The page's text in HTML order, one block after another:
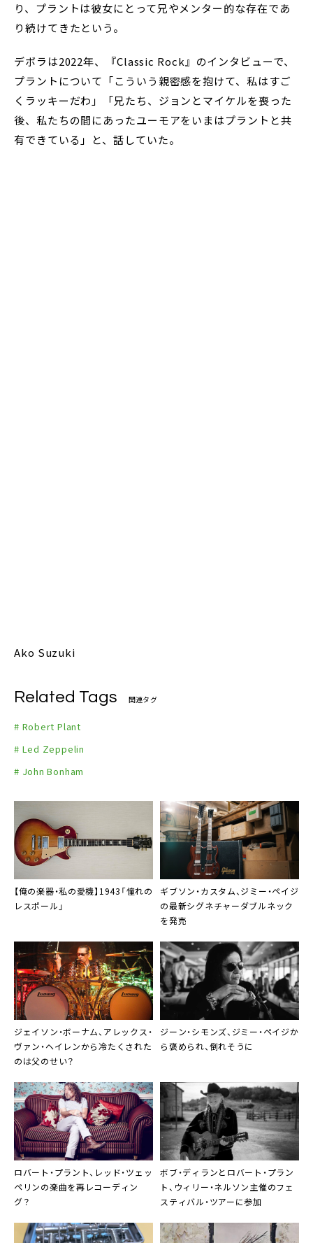
り、プラントは彼女にとって兄やメンター的な存在であ
り続けてきたという。
デボラは2022年、『Classic Rock』のインタビューで、
プラントについて「こういう親密感を抱けて、私はすご
くラッキーだわ」「兄たち、ジョンとマイケルを喪った
後、私たちの間にあったユーモアをいまはプラントと共
有できている」と、話していた。
Ako Suzuki
Related Tags 関連タグ
# Robert Plant
# Led Zeppelin
# John Bonham
【俺の楽器・私の愛機】1943「憧れの
レスポール」
ギブソン・カスタム、 ジミー・ペイジ
の最新シグネチャーダブルネック
を発売
ジェイソン・ボーナム、アレックス・
ヴァン・ヘイレンから冷たくされた
のは父のせい？
ジーン・シモンズ、ジミー・ペイジか
ら褒められ、倒れそうに
ロバート・プラント、レッド・ツェッ
ペリンの楽曲を再レコーディン
グ？
ボブ・ディランとロバート・プラン
ト、ウィリー・ネルソン主催のフェ
スティバル・ツアーに参加